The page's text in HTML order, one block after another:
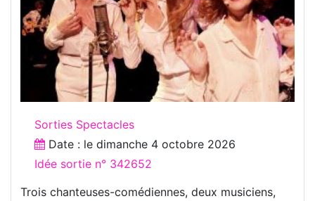
Sorties Spectacles
Date : le dimanche 4 octobre 2026
Idée sortie n° 342652
Trois chanteuses-comédiennes, deux musiciens,